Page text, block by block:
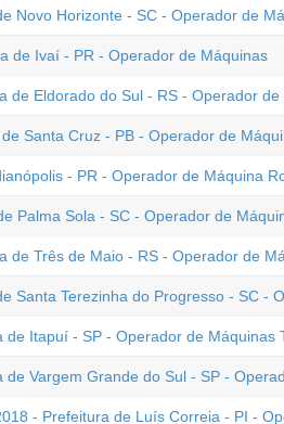
Novo Horizonte - SC - Operador de
de Ivaí - PR - Operador de Máquinas
de Eldorado do Sul - RS - Operador
Santa Cruz - PB - Operador de
- PR - Operador de Máquina
Palma Sola - SC - Operador de
de Três de Maio - RS - Operador de
Santa Terezinha do Progresso - SC -
de Itapuí - SP - Operador de Máquinas
de Vargem Grande do Sul - SP -
- Prefeitura de Luís Correia - PI -